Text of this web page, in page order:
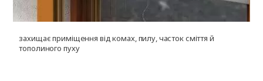
захищає приміщення від комах, пилу, часток сміття й
тополиного пуху